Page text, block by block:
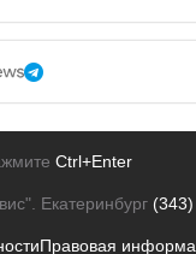
Ctrl+Enter
Екатеринбург
Правовая